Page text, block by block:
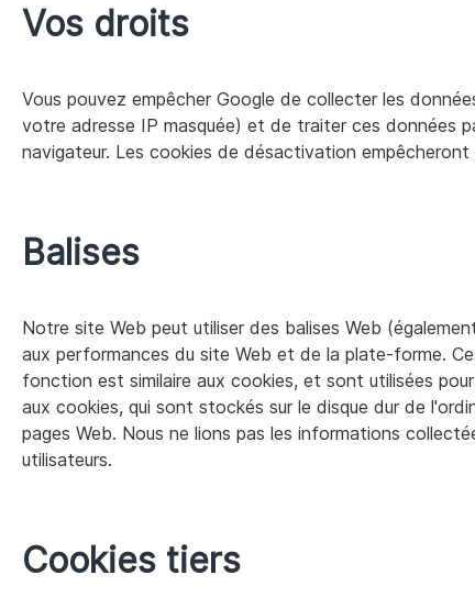
Vos droits
Vous pouvez empêcher Google de collecter les
votre adresse IP masquée) et de traiter ces données
navigateur. Les cookies de désactivation
Balises
Notre site Web peut utiliser des balises Web
aux performances du site Web et de la plate-forme.
fonction est similaire aux cookies, et sont utilisées
aux cookies, qui sont stockés sur le disque dur de
pages Web. Nous ne lions pas les informations
utilisateurs.
Cookies tiers